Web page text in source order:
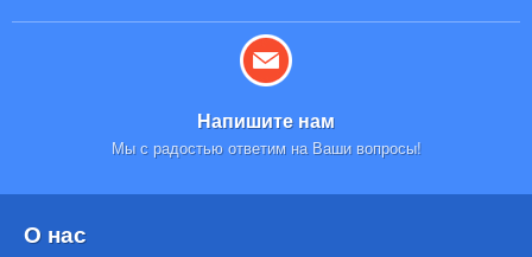
Напишите нам
Мы с радостью ответим на Ваши вопросы!
О нас